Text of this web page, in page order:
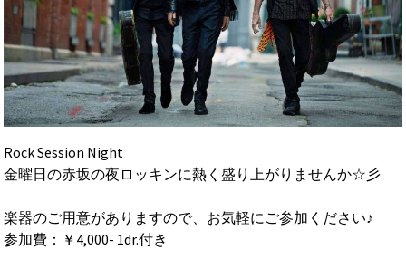
Rock Session Night
金曜日の赤坂の夜ロッキンに熱く盛り上がりませんか☆彡
楽器のご用意がありますので、お気軽にご参加ください♪
参加費：￥4,000- 1dr.付き